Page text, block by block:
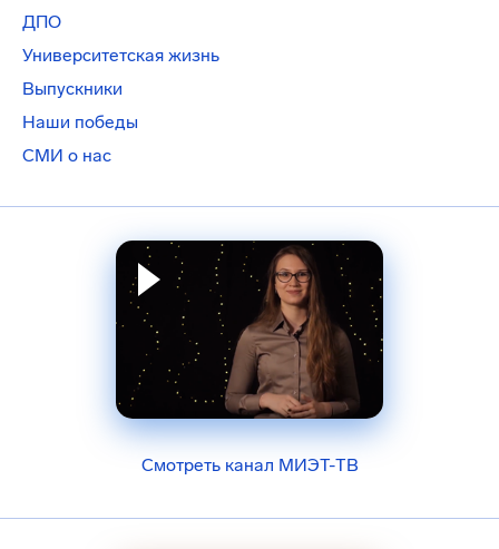
ДПО
Университетская жизнь
Выпускники
Наши победы
СМИ о нас
Смотреть канал МИЭТ-ТВ